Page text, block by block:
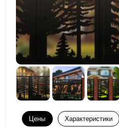
Цены Характеристики